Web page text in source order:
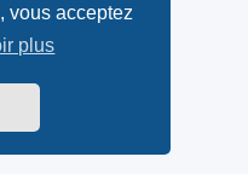
vous acceptez
plus